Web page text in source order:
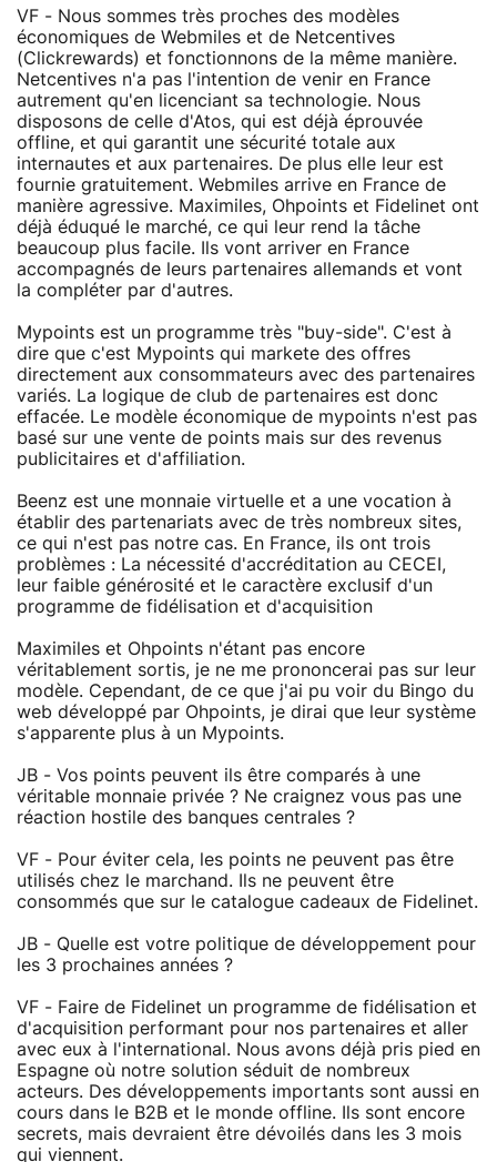
VF - Nous sommes très proches des modèles
économiques de Webmiles et de Netcentives
(Clickrewards) et fonctionnons de la même manière.
Netcentives n'a pas l'intention de venir en France
autrement qu'en licenciant sa technologie. Nous
disposons de celle d'Atos, qui est déjà éprouvée
offline, et qui garantit une sécurité totale aux
internautes et aux partenaires. De plus elle leur est
fournie gratuitement. Webmiles arrive en France de
manière agressive. Maximiles, Ohpoints et Fidelinet ont
déjà éduqué le marché, ce qui leur rend la tâche
beaucoup plus facile. Ils vont arriver en France
accompagnés de leurs partenaires allemands et vont
la compléter par d'autres.
Mypoints est un programme très "buy-side". C'est à
dire que c'est Mypoints qui markete des offres
directement aux consommateurs avec des partenaires
variés. La logique de club de partenaires est donc
effacée. Le modèle économique de mypoints n'est pas
basé sur une vente de points mais sur des revenus
publicitaires et d'affiliation.
Beenz est une monnaie virtuelle et a une vocation à
établir des partenariats avec de très nombreux sites,
ce qui n'est pas notre cas. En France, ils ont trois
problèmes : La nécessité d'accréditation au CECEI,
leur faible générosité et le caractère exclusif d'un
programme de fidélisation et d'acquisition
Maximiles et Ohpoints n'étant pas encore
véritablement sortis, je ne me prononcerai pas sur leur
modèle. Cependant, de ce que j'ai pu voir du Bingo du
web développé par Ohpoints, je dirai que leur système
s'apparente plus à un Mypoints.
JB - Vos points peuvent ils être comparés à une
véritable monnaie privée ? Ne craignez vous pas une
réaction hostile des banques centrales ?
VF - Pour éviter cela, les points ne peuvent pas être
utilisés chez le marchand. Ils ne peuvent être
consommés que sur le catalogue cadeaux de Fidelinet.
JB - Quelle est votre politique de développement pour
les 3 prochaines années ?
VF - Faire de Fidelinet un programme de fidélisation et
d'acquisition performant pour nos partenaires et aller
avec eux à l'international. Nous avons déjà pris pied en
Espagne où notre solution séduit de nombreux
acteurs. Des développements importants sont aussi en
cours dans le B2B et le monde offline. Ils sont encore
secrets, mais devraient être dévoilés dans les 3 mois
qui viennent.